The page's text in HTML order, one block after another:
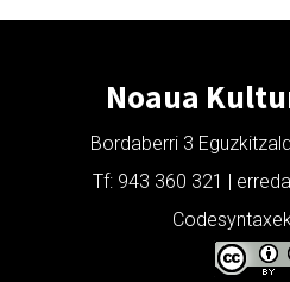
Noaua
Bordaberri 3
Tf: 943 360 321 |